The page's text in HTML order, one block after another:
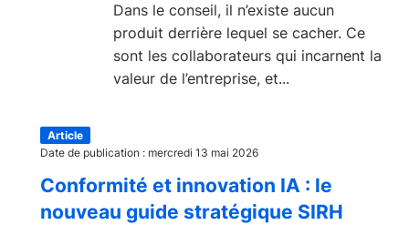
learning pour le secteur du
conseil
Dans le conseil, il n’existe aucun
produit derrière lequel se cacher. Ce
sont les collaborateurs qui incarnent la
valeur de l’entreprise, et...
Article
Date de publication : mercredi 13 mai 2026
Conformité et innovation IA : le
nouveau guide stratégique SIRH